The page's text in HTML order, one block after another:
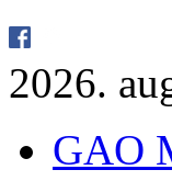
2026.
GAO